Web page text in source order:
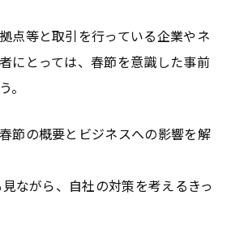
点等と取引を行っている企業やネ
にとっては、春節を意識した事前
。
節の概要とビジネスへの影響を解
ながら、自社の対策を考えるきっ